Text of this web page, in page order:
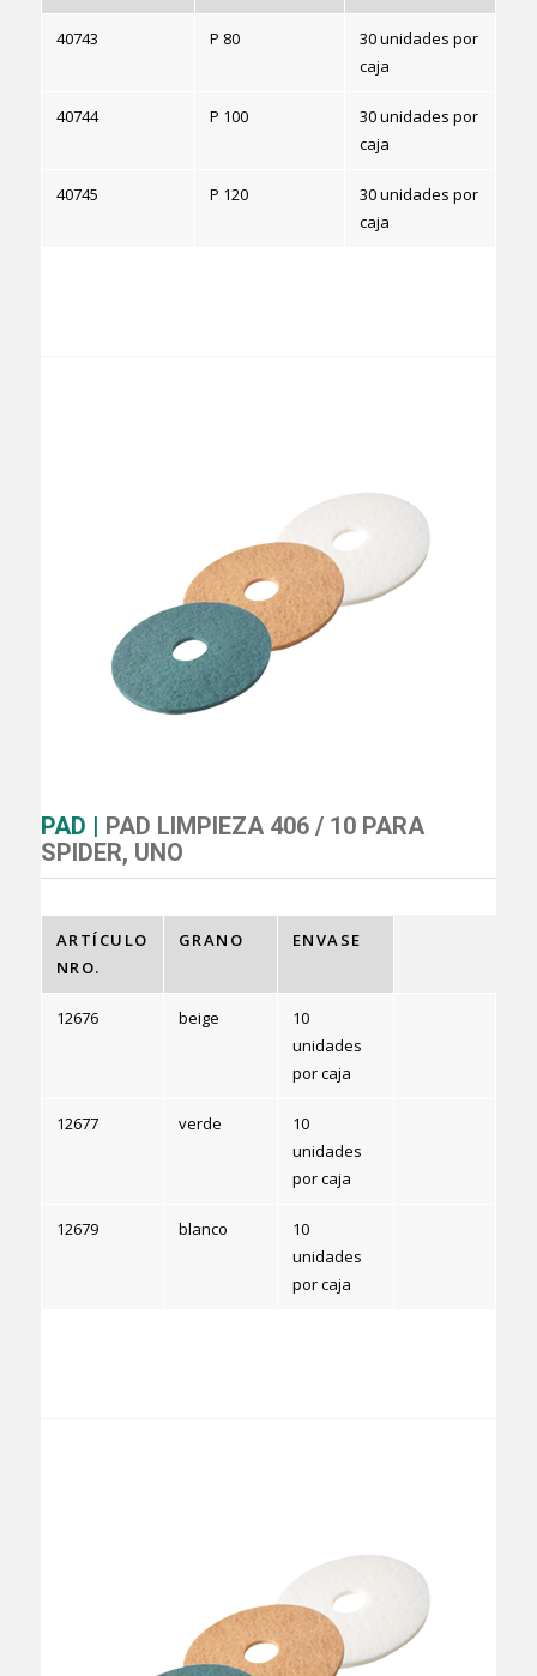
40743 P 80
30 unidades por
caja
40744 P 100
30 unidades por
caja
40745 P 120
30 unidades por
caja
PAD | PAD LIMPIEZA 406 / 10 PARA
SPIDER, UNO
ARTÍCULO
NRO.
GRANO ENVASE
12676 beige
10
unidades
por caja
12677 verde
10
unidades
por caja
12679 blanco
10
unidades
por caja